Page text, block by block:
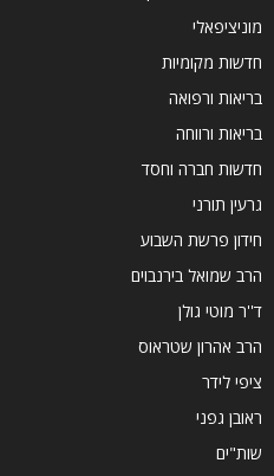
מוניציפאלי
חדשות מקומיות
בריאות ורפואה
בריאות ורווחה
חדשות חברה וחסד
גרעין תורני
חידון פרשת השבוע
הרב שמואל בירנבוים
ד''ר מוטי גולן
הרב אהרון שטראוס
ציפי לידר
ראובן גפני
שות"ים